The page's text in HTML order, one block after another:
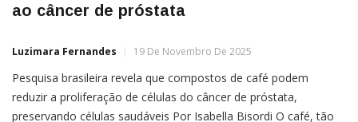
ao câncer de próstata
Luzimara Fernandes 19 De Novembro De 2025
Pesquisa brasileira revela que compostos de café podem
reduzir a proliferação de células do câncer de próstata,
preservando células saudáveis Por Isabella Bisordi O café, tão